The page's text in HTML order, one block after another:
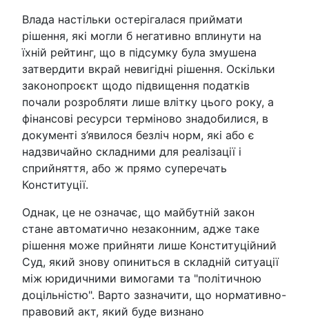
Влада настільки остерігалася приймати
рішення, які могли б негативно вплинути на
їхній рейтинг, що в підсумку була змушена
затвердити вкрай невигідні рішення. Оскільки
законопроєкт щодо підвищення податків
почали розробляти лише влітку цього року, а
фінансові ресурси терміново знадобилися, в
документі з’явилося безліч норм, які або є
надзвичайно складними для реалізації і
сприйняття, або ж прямо суперечать
Конституції.
Однак, це не означає, що майбутній закон
стане автоматично незаконним, адже таке
рішення може прийняти лише Конституційний
Суд, який знову опиниться в складній ситуації
між юридичними вимогами та "політичною
доцільністю". Варто зазначити, що нормативно-
правовий акт, який буде визнано